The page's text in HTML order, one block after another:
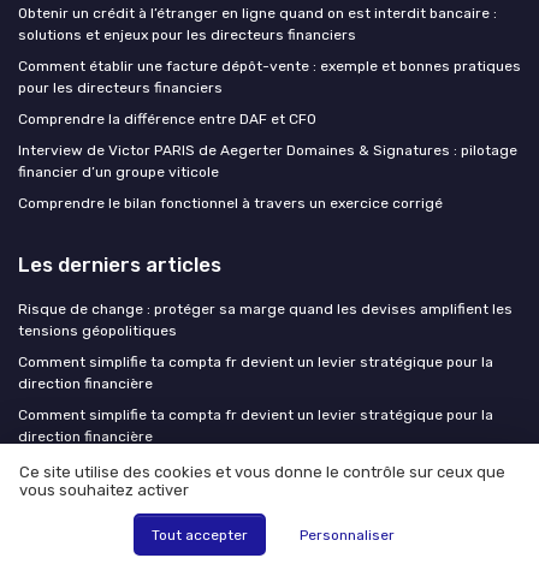
Obtenir un crédit à l’étranger en ligne quand on est interdit bancaire :
solutions et enjeux pour les directeurs financiers
Comment établir une facture dépôt-vente : exemple et bonnes pratiques
pour les directeurs financiers
Comprendre la différence entre DAF et CFO
Interview de Victor PARIS de Aegerter Domaines & Signatures : pilotage
financier d’un groupe viticole
Comprendre le bilan fonctionnel à travers un exercice corrigé
Les derniers articles
Risque de change : protéger sa marge quand les devises amplifient les
tensions géopolitiques
Comment simplifie ta compta fr devient un levier stratégique pour la
direction financière
Comment simplifie ta compta fr devient un levier stratégique pour la
direction financière
Comment utiliser un simulateur EURL pour piloter la rémunération du
gérant et la stratégie de dividendes
Fraude au virement : du FNC-RF aux contrôles internes, le dispositif
complet pour protéger votre trésorerie
Ce site utilise des cookies et vous donne le contrôle sur ceux que
vous souhaitez activer
Tout accepter Personnaliser